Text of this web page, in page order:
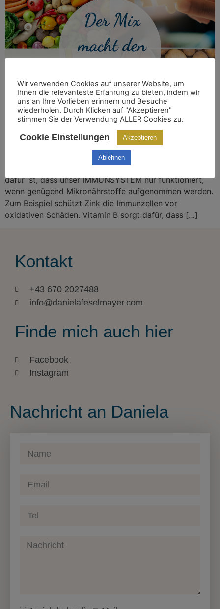
Im Körper läuft ohne Mineralstoffe und Vitamine so gut
wie nichts. Sogenannte Mikronährstoffe sind für unsere
Gesundheit unverzichtbar. Sie übernehmen in JEDER
EINZELNEN ZELLE wichtige Aufgaben. Ein Beispiel
dafür ist, dass unser IMMUNSYSTEM nur funktioniert,
wenn genügend Mikronährstoffe aufgenommen werden.
Zum Beispiel schützt Zink die Immunzellen vor
oxidativen Schäden. Vitamin B sorgt dafür, dass […]
Kontakt
+43 670 2027488
info@danielafeselmayer.com
Finde mich auch hier
Facebook
Instagram
Nachricht an Daniela
Wir verwenden Cookies auf unserer Website, um
Ihnen die relevanteste Erfahrung zu bieten, indem wir
uns an Ihre Vorlieben erinnern und Besuche
wiederholen. Durch Klicken auf "Akzeptieren"
stimmen Sie der Verwendung ALLER Cookies zu.
Cookie Einstellungen Akzeptieren
Ablehnen